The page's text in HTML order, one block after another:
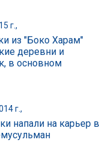
г.,
из "Боко Харам"
деревни и
в основном
г.,
напали на карьер в